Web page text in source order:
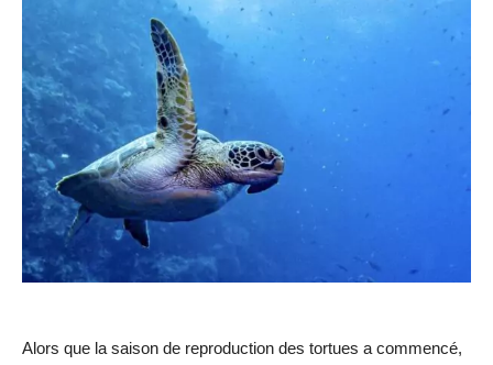
Alors que la saison de reproduction des tortues a commencé,